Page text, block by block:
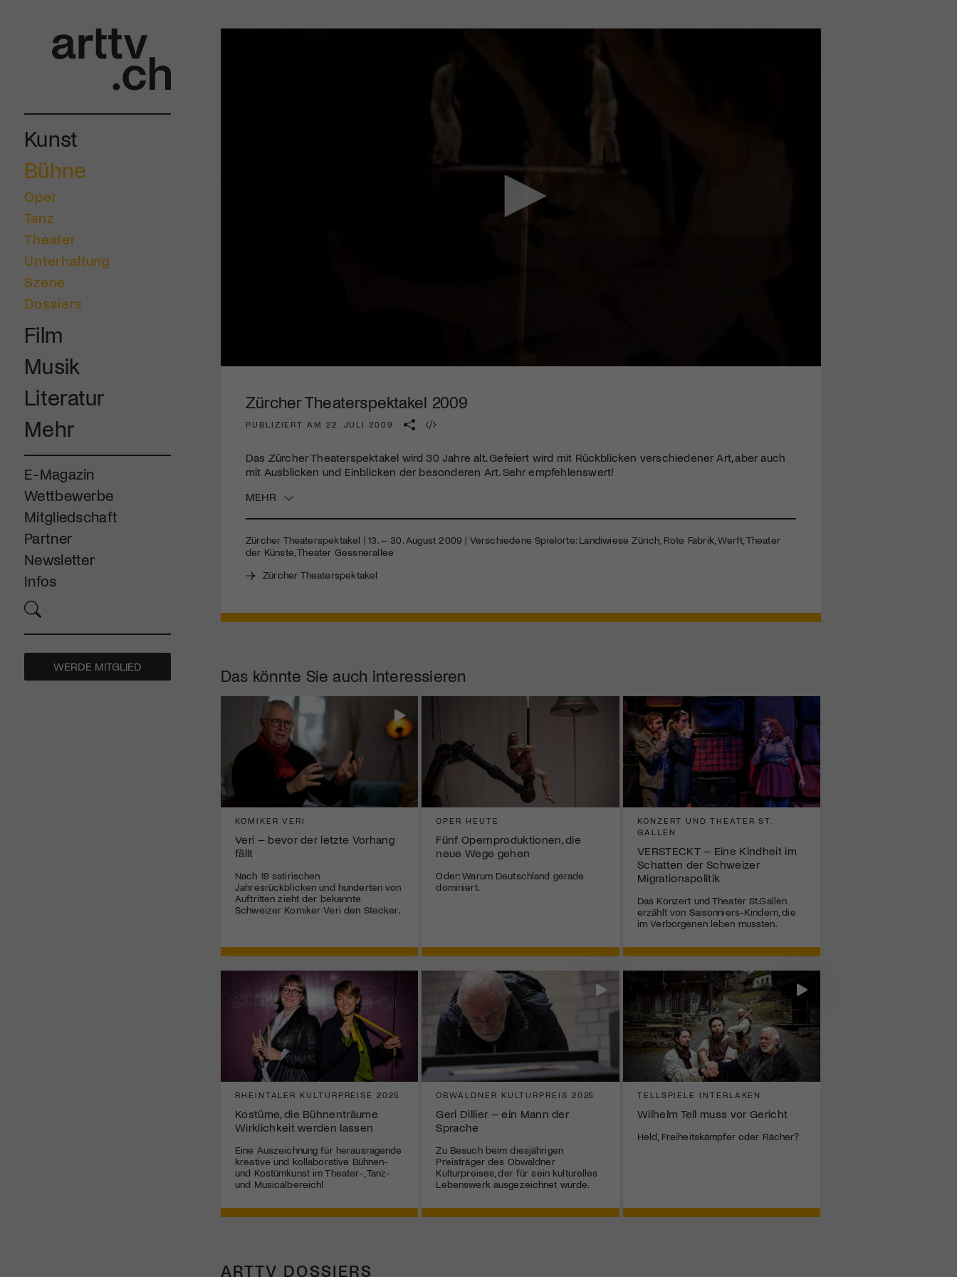
Kunst
Bühne
Oper
Tanz
Theater
Unterhaltung
Szene
Dossiers
Film
Musik
Literatur
Mehr
E-Magazin
Wettbewerbe
Mitgliedschaft
Partner
Newsletter
Infos
WERDE MITGLIED
Zürcher Theaterspektakel 2009
PUBLIZIERT AM 22. JULI 2009
Das Zürcher Theaterspektakel wird 30 Jahre alt. Gefeiert wird mit Rückblicken verschiedener Art, aber auch
mit Ausblicken und Einblicken der besonderen Art. Sehr empfehlenswert!
MEHR
Zürcher Theaterspektakel | 13. – 30. August 2009 | Verschiedene Spielorte: Landiwiese Zürich, Rote Fabrik, Werft, Theater
der Künste, Theater Gessnerallee
Zürcher Theaterspektakel
Das könnte Sie auch interessieren
KOMIKER VERI
Veri – bevor der letzte Vorhang
fällt
Nach 19 satirischen
Jahresrückblicken und hunderten von
Auftritten zieht der bekannte
Schweizer Komiker Veri den Stecker.
OPER HEUTE
Fünf Opernproduktionen, die
neue Wege gehen
Oder: Warum Deutschland gerade
dominiert.
KONZERT UND THEATER ST.
GALLEN
VERSTECKT – Eine Kindheit im
Schatten der Schweizer
Migrationspolitik
Das Konzert und Theater St.Gallen
erzählt von Saisonniers-Kindern, die
im Verborgenen leben mussten.
RHEINTALER KULTURPREISE 2025
Kostüme, die Bühnenträume
Wirklichkeit werden lassen
Eine Auszeichnung für herausragende
kreative und kollaborative Bühnen-
und Kostümkunst im Theater-, Tanz-
und Musicalbereich!
OBWALDNER KULTURPREIS 2025
Geri Dillier – ein Mann der
Sprache
Zu Besuch beim diesjährigen
Preisträger des Obwaldner
Kulturpreises, der für sein kulturelles
Lebenswerk ausgezeichnet wurde.
TELLSPIELE INTERLAKEN
Wilhelm Tell muss vor Gericht
Held, Freiheitskämpfer oder Rächer?
ARTTV DOSSIERS
diversen Kulturevents.
Jetzt Mitglied werden